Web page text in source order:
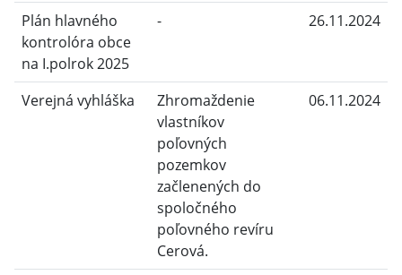
Plán hlavného
kontrolóra obce
na I.polrok 2025
- 26.11.2024
Verejná vyhláška
Zhromaždenie
vlastníkov
poľovných
pozemkov
začlenených do
spoločného
poľovného revíru
Cerová.
06.11.2024